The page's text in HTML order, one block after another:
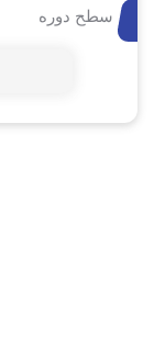
سطح دوره